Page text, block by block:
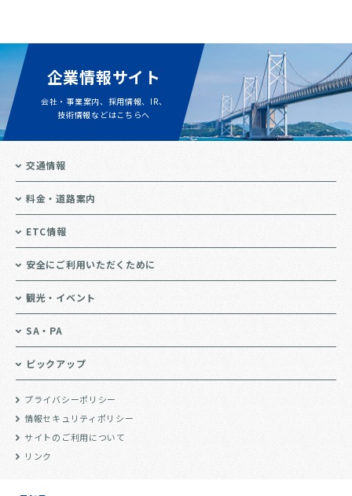
企業情報サイト
会社・事業案内、採用情報、IR、
技術情報などはこちらへ
交通情報
料金・道路案内
ETC情報
安全にご利用いただくために
観光・イベント
SA・PA
ピックアップ
プライバシーポリシー
情報セキュリティポリシー
サイトのご利用について
リンク